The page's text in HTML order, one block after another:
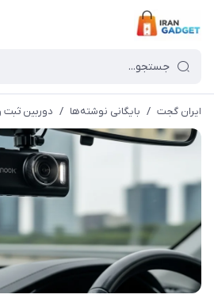
ایران گجت / بایگانی نوشته‌ها / دوربین ثبت